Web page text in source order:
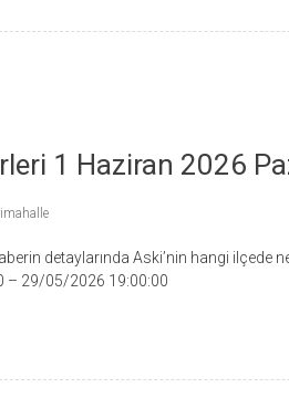
1 Haziran 2026
detaylarında Aski’nin hangi ilçede
– 29/05/2026 19:00:00